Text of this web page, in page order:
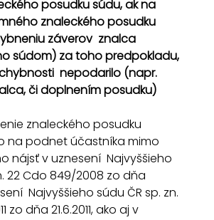
posudku súdu, ak na
znaleckého posudku
záverov  znalca
súdom) za toho predpokladu,
nepodarilo (napr.
či doplnením posudku)
znaleckého posudku
na podnet účastníka mimo
nájsť v uznesení  Najvyššieho
22 Cdo 849/2008 zo dňa
Najvyššieho súdu ČR sp. zn.
zo dňa 21.6.2011, ako aj v